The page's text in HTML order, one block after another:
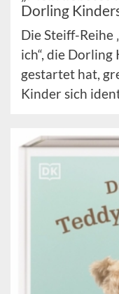
Dorling
Die Steiff-Reihe
ich“, die
gestartet hat,
Kinder sich